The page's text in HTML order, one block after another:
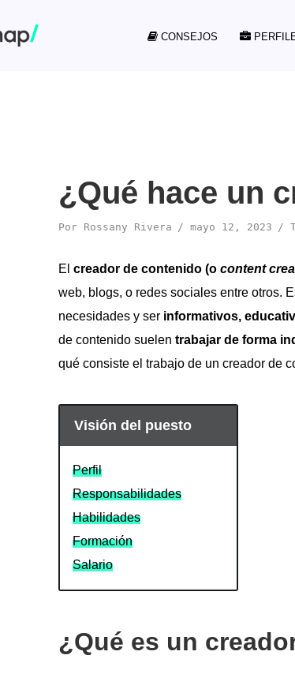
CONSEJOS
¿Qué hace un
Por Rossany Rivera mayo 12, 2023
El creador de contenido (o content
web, blogs, o redes sociales entre otros.
necesidades y ser informativos,
de contenido suelen trabajar de forma
qué consiste el trabajo de un creador de
Visión del puesto
Perfil
Responsabilidades
Habilidades
Formación
Salario
¿Qué es un